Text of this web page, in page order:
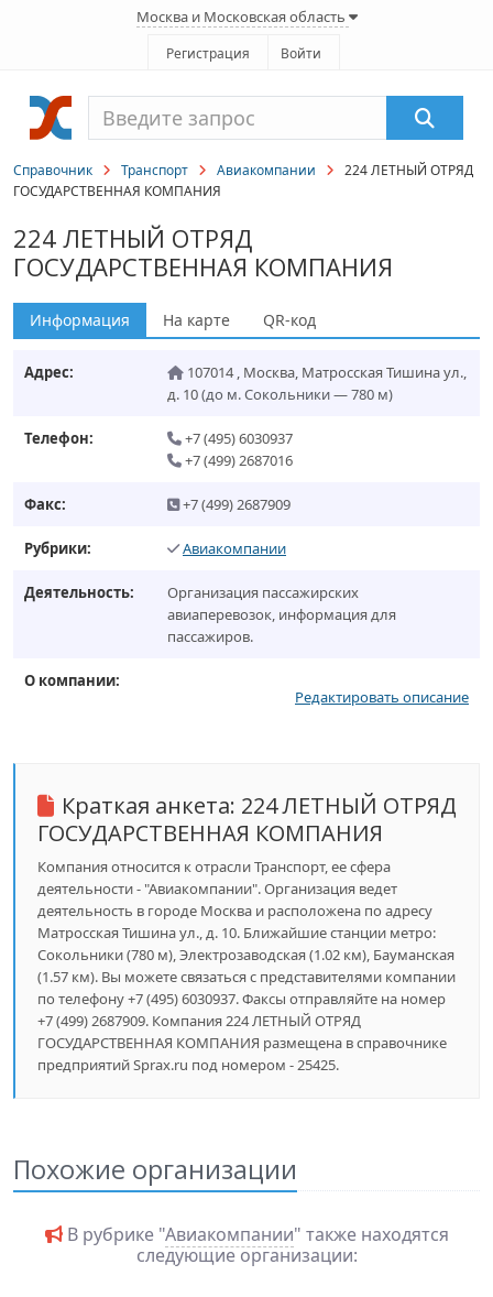
Москва и Московская область
Регистрация Войти
Справочник Транспорт Авиакомпании
224 ЛЕТНЫЙ ОТРЯД
ГОСУДАРСТВЕННАЯ КОМПАНИЯ
224 ЛЕТНЫЙ ОТРЯД
ГОСУДАРСТВЕННАЯ КОМПАНИЯ
Информация На карте QR-код
Адрес: 107014, Москва, Матросская Тишина ул.,
д. 10(до м. Сокольники — 780 м)
Телефон:
+7 (495) 6030937
+7 (499) 2687016
Факс: +7 (499) 2687909
Рубрики: Авиакомпании
Деятельность:
Организация пассажирских
авиаперевозок, информация для
пассажиров.
О компании:
Редактировать описание
Краткая анкета: 224 ЛЕТНЫЙ ОТРЯД
ГОСУДАРСТВЕННАЯ КОМПАНИЯ
Компания относится к отрасли Транспорт, ее сфера
деятельности - "Авиакомпании". Организация ведет
деятельность в городе Москва и расположена по адресу
Матросская Тишина ул., д. 10. Ближайшие станции метро:
Сокольники (780 м), Электрозаводская (1.02 км), Бауманская
(1.57 км). Вы можете связаться с представителями компании
по телефону +7 (495) 6030937. Факсы отправляйте на номер
+7 (499) 2687909. Компания 224 ЛЕТНЫЙ ОТРЯД
ГОСУДАРСТВЕННАЯ КОМПАНИЯ размещена в справочнике
предприятий Sprax.ru под номером - 25425.
Похожие организации
В рубрике "Авиакомпании" также находятся
следующие организации: